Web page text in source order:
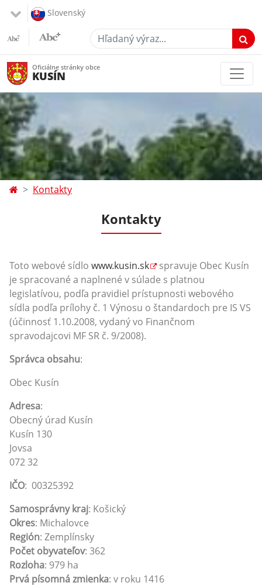
Slovenský
Hľadaný výraz...
Oficiálne stránky obce
KUSÍN
Kontakty
Kontakty
Toto webové sídlo www.kusin.sk
spravuje Obec Kusín
je spracované a naplnené v súlade s platnou
legislatívou, podľa pravidiel prístupnosti webového
sídla podľa prílohy č. 1 Výnosu o štandardoch pre IS VS
(účinnosť 1.10.2008, vydaný vo Finančnom
spravodajcovi MF SR č. 9/2008).
Správca obsahu:
Obec Kusín
Adresa:
Obecný úrad Kusín
Kusín 130
Jovsa
072 32
IČO: 00325392
Samosprávny kraj: Košický
Okres: Michalovce
Región: Zemplínsky
Počet obyvateľov: 362
Rozloha: 979 ha
Prvá písomná zmienka: v roku 1416